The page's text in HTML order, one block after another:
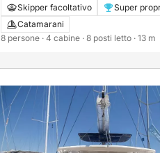
Skipper facoltativo
Super
Catamarani
8 persone · 4 cabine · 8 posti letto · 13 m